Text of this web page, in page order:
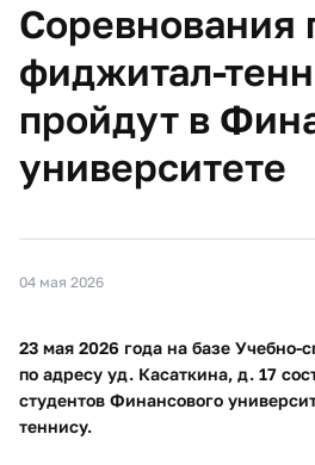
Соревнования
фиджитал-
пройдут в
университете
04 мая 2026
23 мая 2026 года на базе Учебно-
по адресу уд. Касаткина, д. 17
студентов Финансового
теннису.